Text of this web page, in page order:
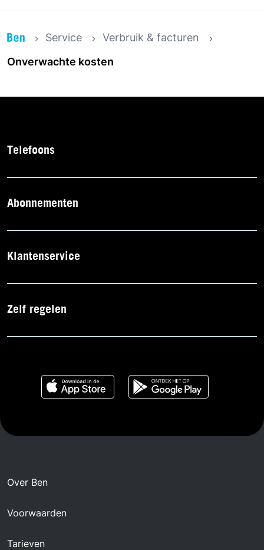
Service
Verbruik & facturen
Onverwachte kosten
Telefoons
Abonnementen
Klantenservice
Zelf regelen
Over Ben
Voorwaarden
Tarieven